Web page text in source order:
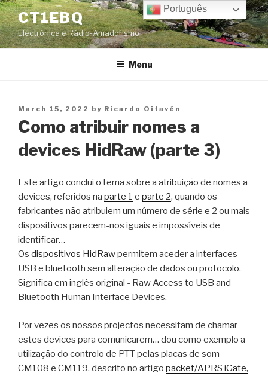
Skip
to
content
CT1EBQ
Electrónica e Rádio-Amadorismo
Menu
Posted
on
March 15, 2022 by Ricardo Oitavén
Como atribuir nomes a
devices HidRaw (parte 3)
Este artigo conclui o tema sobre a atribuição de nomes a
devices, referidos na parte 1 e parte 2, quando os
fabricantes não atribuiem um número de série e 2 ou mais
dispositivos parecem-nos iguais e impossíveis de
identificar…
Os dispositivos HidRawpermitem aceder a interfaces
USB e bluetooth sem alteração de dados ou protocolo.
Significa em inglês original - Raw Access to USB and
Bluetooth Human Interface Devices.
Por vezes os nossos projectos necessitam de chamar
estes devices para comunicarem… dou como exemplo a
utilização do controlo de PTT pelas placas de som
CM108 e CM119, descrito no artigo packet/APRS iGate,
Português